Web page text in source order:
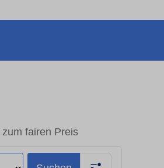
fairen Preis